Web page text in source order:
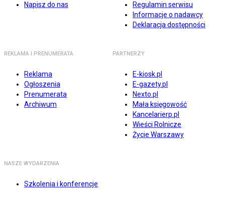
Napisz do nas
Regulamin serwisu
Informacje o nadawcy
Deklaracja dostępności
REKLAMA I PRENUMERATA
Reklama
Ogłoszenia
Prenumerata
Archiwum
PARTNERZY
E-kiosk.pl
E-gazety.pl
Nexto.pl
Mała księgowość
Kancelarierp.pl
Wieści Rolnicze
Życie Warszawy
NASZE WYDARZENIA
Szkolenia i konferencje